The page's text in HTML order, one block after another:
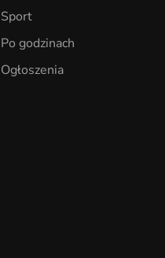
Sport
Po godzinach
Ogłoszenia